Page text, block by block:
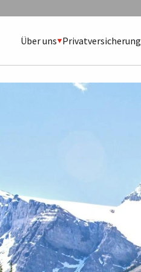
Über uns Privatversicherung